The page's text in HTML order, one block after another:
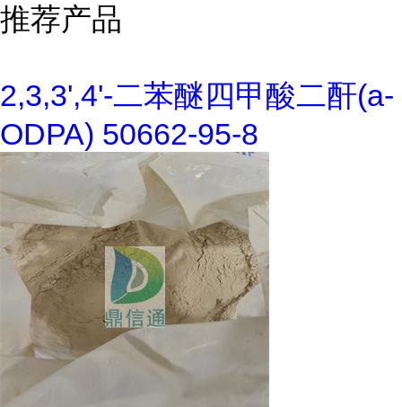
推荐产品
2,3,3',4'-二苯醚四甲酸二酐(a-
ODPA) 50662-95-8